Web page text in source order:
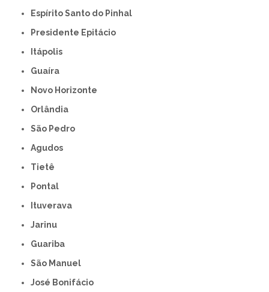
Espírito Santo do Pinhal
Presidente Epitácio
Itápolis
Guaíra
Novo Horizonte
Orlândia
São Pedro
Agudos
Tietê
Pontal
Ituverava
Jarinu
Guariba
São Manuel
José Bonifácio